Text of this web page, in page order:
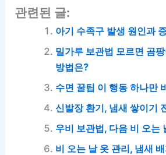
관련된 글:
아기 수족구 발생 원인과
밀가루 보관법 모르면 곰
방법은?
수면 꿀팁 이 행동 하나만
신발장 환기, 냄새 쌓이기
우비 보관법, 다음 비 오는
비 오는 날 옷 관리, 냄새